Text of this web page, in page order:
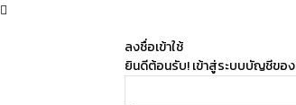
ลงชื่อเข้าใช้
ยินดีต้อนรับ! เข้าสู่ระบบบัญชีขอ